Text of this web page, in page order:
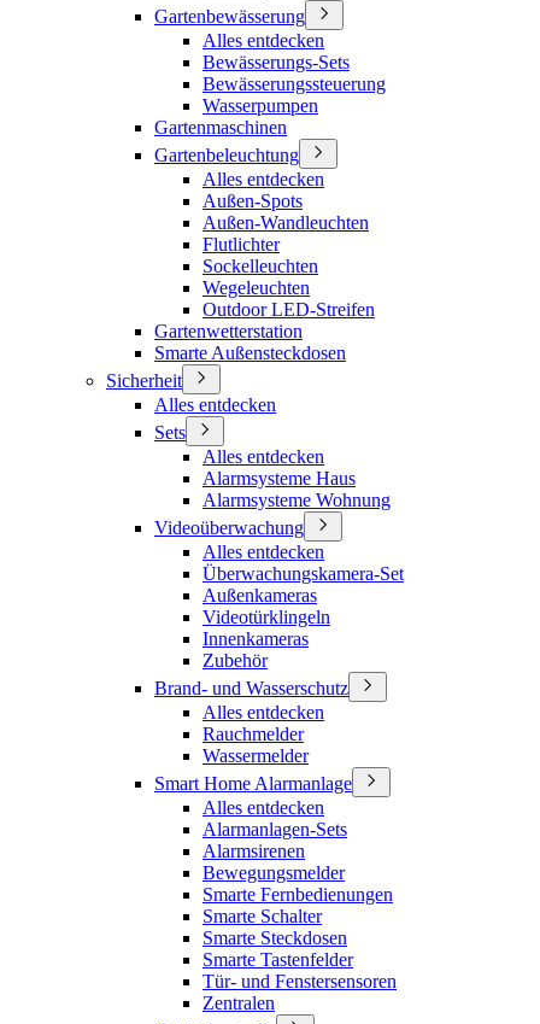
Gartenbewässerung
Alles entdecken
Bewässerungs-Sets
Bewässerungssteuerung
Wasserpumpen
Gartenmaschinen
Gartenbeleuchtung
Alles entdecken
Außen-Spots
Außen-Wandleuchten
Flutlichter
Sockelleuchten
Wegeleuchten
Outdoor LED-Streifen
Gartenwetterstation
Smarte Außensteckdosen
Sicherheit
Alles entdecken
Sets
Alles entdecken
Alarmsysteme Haus
Alarmsysteme Wohnung
Videoüberwachung
Alles entdecken
Überwachungskamera-Set
Außenkameras
Videotürklingeln
Innenkameras
Zubehör
Brand- und Wasserschutz
Alles entdecken
Rauchmelder
Wassermelder
Smart Home Alarmanlage
Alles entdecken
Alarmanlagen-Sets
Alarmsirenen
Bewegungsmelder
Smarte Fernbedienungen
Smarte Schalter
Smarte Steckdosen
Smarte Tastenfelder
Tür- und Fenstersensoren
Zentralen